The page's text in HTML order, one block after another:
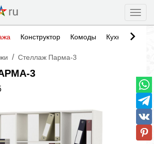
Конструктор Комоды Кухни
/ Стеллаж Парма-3
3